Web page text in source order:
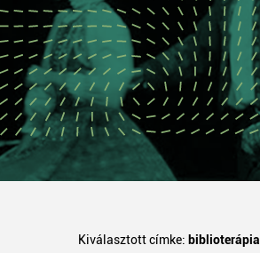
Kiválasztott címke: biblioterápia